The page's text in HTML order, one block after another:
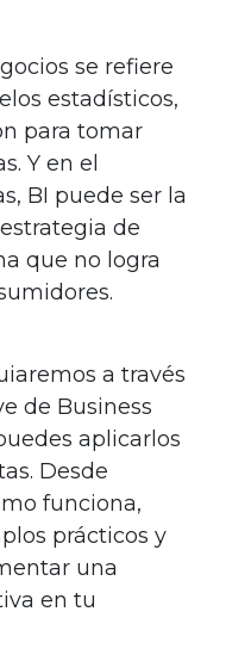
se refiere
estadísticos,
para tomar
Y en el
BI puede ser la
de
que no logra
a través
de Business
aplicarlos
Desde
funciona,
prácticos y
una
en tu